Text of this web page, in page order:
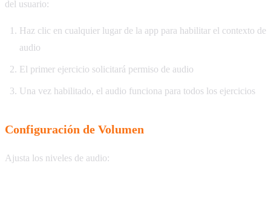
del usuario:
Haz clic en cualquier lugar de la app para habilitar el contexto de
audio
El primer ejercicio solicitará permiso de audio
Una vez habilitado, el audio funciona para todos los ejercicios
Configuración de Volumen
Ajusta los niveles de audio: